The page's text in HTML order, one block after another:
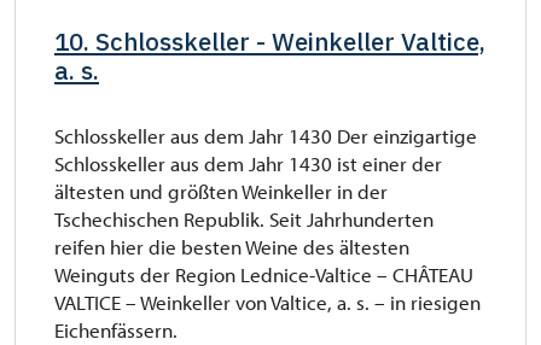
10. Schlosskeller - Weinkeller Valtice,
a. s.
Schlosskeller aus dem Jahr 1430 Der einzigartige
Schlosskeller aus dem Jahr 1430 ist einer der
ältesten und größten Weinkeller in der
Tschechischen Republik. Seit Jahrhunderten
reifen hier die besten Weine des ältesten
Weinguts der Region Lednice-Valtice – CHÂTEAU
VALTICE – Weinkeller von Valtice, a. s. – in riesigen
Eichenfässern.